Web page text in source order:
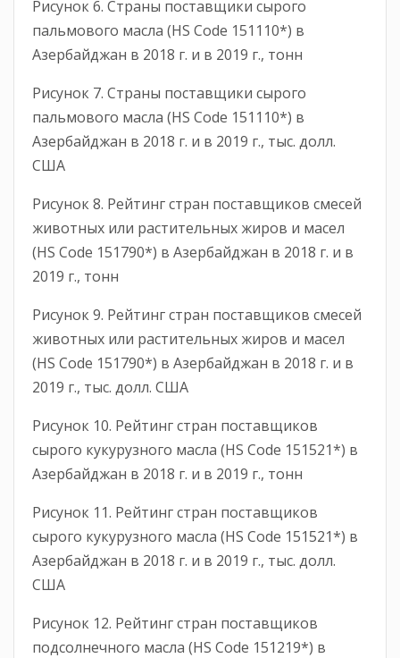
Рисунок 6. Страны поставщики сырого
пальмового масла (HS Code 151110*) в
Азербайджан в 2018 г. и в 2019 г., тонн
Рисунок 7. Страны поставщики сырого
пальмового масла (HS Code 151110*) в
Азербайджан в 2018 г. и в 2019 г., тыс. долл.
США
Рисунок 8. Рейтинг стран поставщиков смесей
животных или растительных жиров и масел
(HS Code 151790*) в Азербайджан в 2018 г. и в
2019 г., тонн
Рисунок 9. Рейтинг стран поставщиков смесей
животных или растительных жиров и масел
(HS Code 151790*) в Азербайджан в 2018 г. и в
2019 г., тыс. долл. США
Рисунок 10. Рейтинг стран поставщиков
сырого кукурузного масла (HS Code 151521*) в
Азербайджан в 2018 г. и в 2019 г., тонн
Рисунок 11. Рейтинг стран поставщиков
сырого кукурузного масла (HS Code 151521*) в
Азербайджан в 2018 г. и в 2019 г., тыс. долл.
США
Рисунок 12. Рейтинг стран поставщиков
подсолнечного масла (HS Code 151219*) в